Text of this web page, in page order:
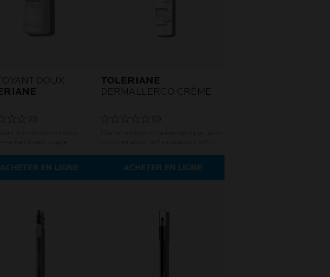
DOUX
(0)
ACHETER EN LIGNE
TOLERIANE
DERMALLERGO CRÈME
(0)
optimale. Non comédogène.
ACHETER EN LIGNE